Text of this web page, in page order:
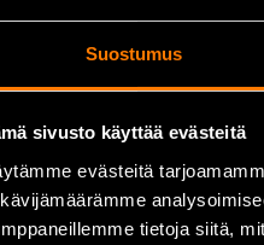
Suostumus
sivusto käyttää evästeitä
evästeitä
tietoja siitä,
val av rätt kabelsko
och elinstallationer